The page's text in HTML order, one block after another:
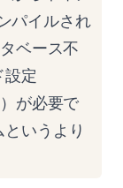
パイルされ
ベース不
設定
が必要で
いうより